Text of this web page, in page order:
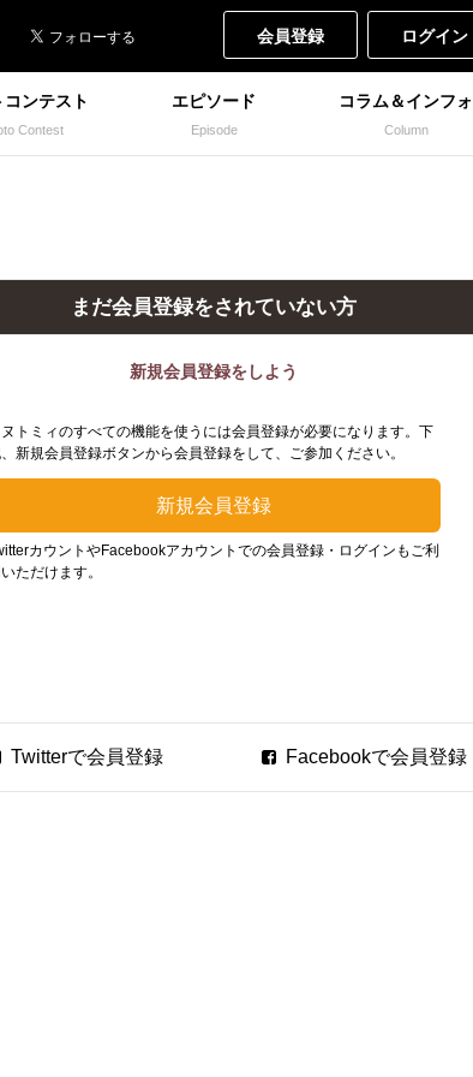
会員登録 ログイン
コンテスト
Contest
エピソード
Episode
コラム＆インフォ
Column
まだ会員登録をされていない方
新規会員登録をしよう
トミィのすべての機能を使うには会員登録が必要になります。下
新規会員登録ボタンから会員登録をして、ご参加ください。
カウントやFacebookアカウントでの会員登録・ログインもご利
ただけます。